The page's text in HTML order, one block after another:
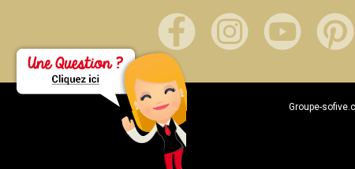
Groupe-